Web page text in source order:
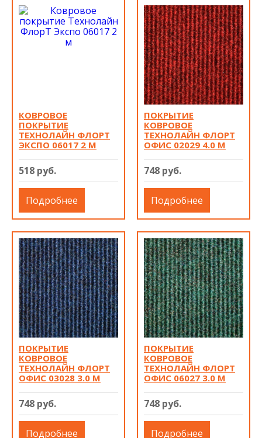
КОВРОВОЕ
ПОКРЫТИЕ
ТЕХНОЛАЙН ФЛОРТ
ЭКСПО 06017 2 М
518 руб.
Подробнее
ПОКРЫТИЕ
КОВРОВОЕ
ТЕХНОЛАЙН ФЛОРТ
ОФИС 02029 4.0 М
748 руб.
Подробнее
ПОКРЫТИЕ
КОВРОВОЕ
ТЕХНОЛАЙН ФЛОРТ
ОФИС 03028 3.0 М
748 руб.
Подробнее
ПОКРЫТИЕ
КОВРОВОЕ
ТЕХНОЛАЙН ФЛОРТ
ОФИС 06027 3.0 М
748 руб.
Подробнее